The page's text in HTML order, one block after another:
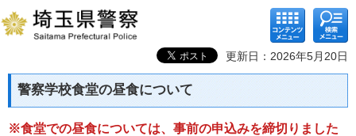
コンテ
ンツメ
ニュー
検索メ
ニュー
更新日：2026年5月20日
警察学校食堂の昼食について
※食堂での昼食については、事前の申込みを締切りました